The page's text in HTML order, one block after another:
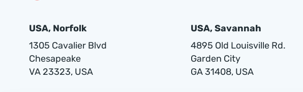
USA, Norfolk
1305 Cavalier Blvd
Chesapeake
VA 23323, USA
USA, Savannah
4895 Old Louisville Rd.
Garden City
GA 31408, USA